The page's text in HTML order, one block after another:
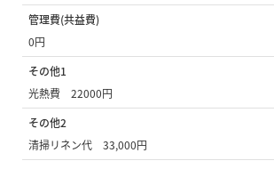
管理費(共益費)
0円
その他1
光熱費 22000円
その他2
清掃リネン代 33,000円